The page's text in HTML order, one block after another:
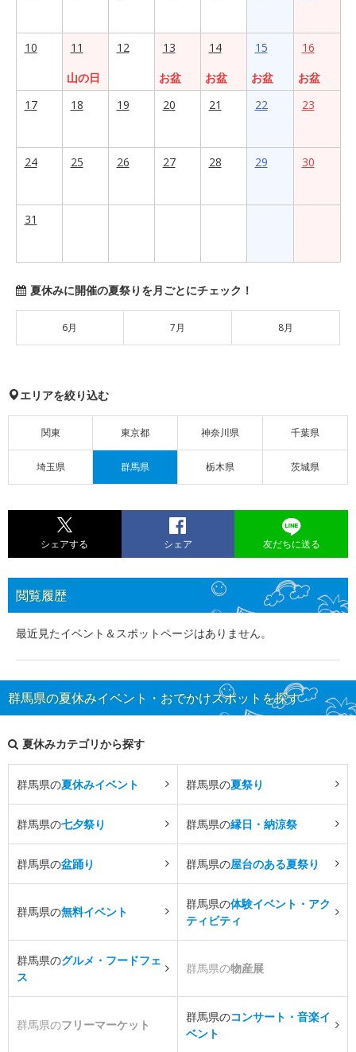
10
11
山の日
12
13
お盆
14
お盆
15
お盆
16
お盆
17
18 19 20 21 22 23
24 25 26 27 28 29 30
31
夏休みに開催の夏祭りを月ごとにチェック！
6月 7月 8月
エリアを絞り込む
関東 東京都 神奈川県 千葉県
埼玉県 群馬県 栃木県 茨城県
シェアする シェア 友だちに送る
閲覧履歴
最近見たイベント＆スポットページはありません。
群馬県の夏休みイベント・おでかけスポットを探す
夏休みカテゴリから探す
群馬県の夏休みイベント 群馬県の夏祭り
群馬県の七夕祭り 群馬県の縁日・納涼祭
群馬県の盆踊り 群馬県の屋台のある夏祭り
群馬県の無料イベント
群馬県の体験イベント・アク
ティビティ
群馬県のグルメ・フードフェ
ス
群馬県の物産展
群馬県のフリーマーケット
群馬県のコンサート・音楽イ
ベント